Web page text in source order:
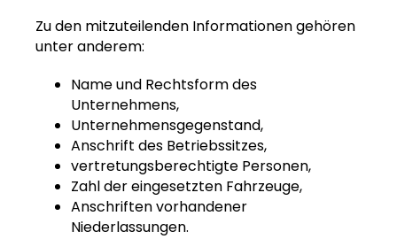
Zu den mitzuteilenden Informationen gehören
unter anderem:
Name und Rechtsform des
Unternehmens,
Unternehmensgegenstand,
Anschrift des Betriebssitzes,
vertretungsberechtigte Personen,
Zahl der eingesetzten Fahrzeuge,
Anschriften vorhandener
Niederlassungen.